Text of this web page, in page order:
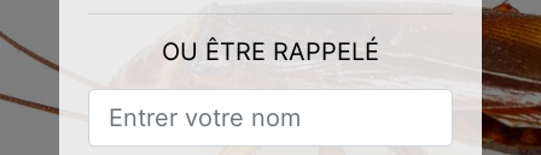
OU ÊTRE RAPPELÉ